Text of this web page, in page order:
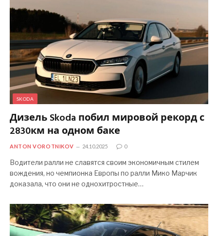
SKODA
Дизель Skoda побил мировой рекорд с
2830км на одном баке
ANTON VOROTNIKOV 24.10.2025 0
Водители ралли не славятся своим экономичным стилем
вождения, но чемпионка Европы по ралли Мико Марчик
доказала, что они не однохитростные…